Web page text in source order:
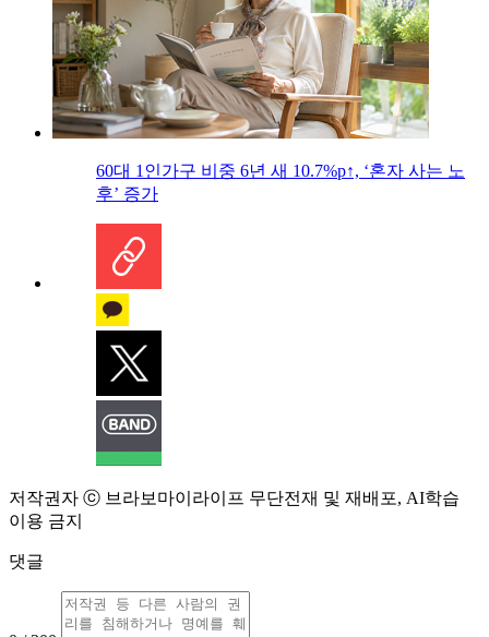
60대 1인가구 비중 6년 새 10.7%p↑, ‘혼자 사는 노
후’ 증가
저작권자 ⓒ 브라보마이라이프 무단전재 및 재배포, AI학습
이용 금지
댓글